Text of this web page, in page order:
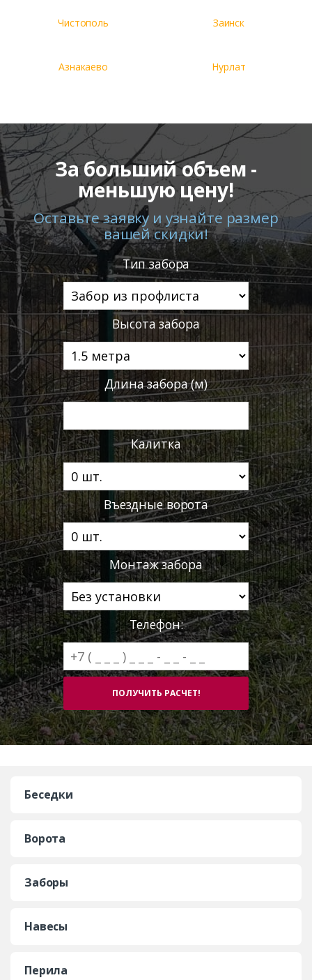
Чистополь Заинск
Азнакаево Нурлат
За больший объем -
меньшую цену!
Оставьте заявку и узнайте размер
вашей скидки!
Тип забора
Высота забора
Длина забора (м)
Калитка
Въездные ворота
Монтаж забора
Телефон:
Беседки
Ворота
Заборы
Навесы
Перила